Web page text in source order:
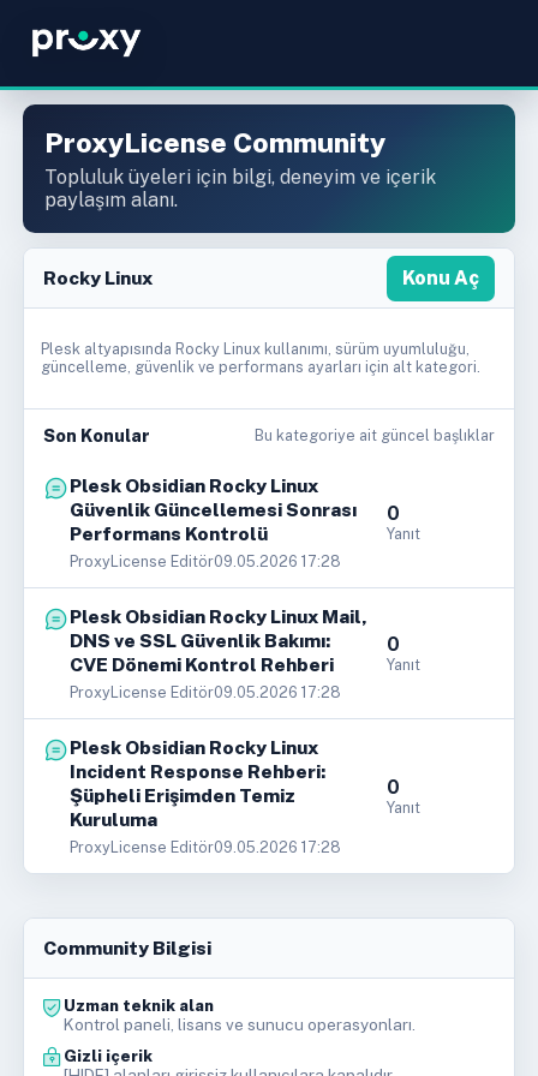
ProxyLicense Community
Topluluk üyeleri için bilgi, deneyim ve içerik
paylaşım alanı.
Rocky Linux Konu Aç
Plesk altyapısında Rocky Linux kullanımı, sürüm uyumluluğu,
güncelleme, güvenlik ve performans ayarları için alt kategori.
Son Konular Bu kategoriye ait güncel başlıklar
Plesk Obsidian Rocky Linux
Güvenlik Güncellemesi Sonrası
Performans Kontrolü
ProxyLicense Editör09.05.2026 17:28
0
Yanıt
Plesk Obsidian Rocky Linux Mail,
DNS ve SSL Güvenlik Bakımı:
CVE Dönemi Kontrol Rehberi
ProxyLicense Editör09.05.2026 17:28
0
Yanıt
Plesk Obsidian Rocky Linux
Incident Response Rehberi:
Şüpheli Erişimden Temiz
Kuruluma
ProxyLicense Editör09.05.2026 17:28
0
Yanıt
Community Bilgisi
Uzman teknik alan
Kontrol paneli, lisans ve sunucu operasyonları.
Gizli içerik